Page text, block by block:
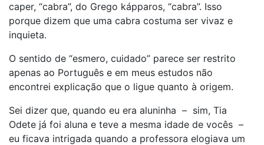
caper, “cabra”, do Grego kápparos, “cabra”. Isso
porque dizem que uma cabra costuma ser vivaz e
inquieta.
O sentido de “esmero, cuidado” parece ser restrito
apenas ao Português e em meus estudos não
encontrei explicação que o ligue quanto à origem.
Sei dizer que, quando eu era aluninha – sim, Tia
Odete já foi aluna e teve a mesma idade de vocês –
eu ficava intrigada quando a professora elogiava um